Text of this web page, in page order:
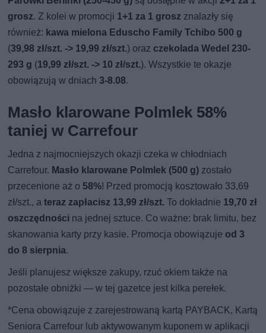
grosz. Z kolei w promocji 1+1 za 1 grosz znalazły się
również: kawa mielona Eduscho Family Tchibo 500 g
(39,98 zł/szt. -> 19,99 zł/szt.) oraz czekolada Wedel 230-
293 g (19,99 zł/szt. -> 10 zł/szt.). Wszystkie te okazje
obowiązują w dniach3-8.08.
Masło klarowane Polmlek 58%
taniej w Carrefour
Jedna z najmocniejszych okazji czeka w chłodniach
Carrefour. Masło klarowane Polmlek (500 g) zostało
przecenione aż o 58%! Przed promocją kosztowało 33,69
zł/szt., ateraz zapłacisz 13,99 zł/szt. To dokładnie 19,70 zł
oszczędności na jednej sztuce. Co ważne: brak limitu, bez
skanowania karty przy kasie. Promocja obowiązuje od 3
do 8 sierpnia.
Jeśli planujesz większe zakupy, rzuć okiem także na
pozostałe obniżki — w tej gazetce jest kilka perełek.
*Cena obowiązuje z zarejestrowaną kartą PAYBACK, Kartą
Seniora Carrefour lub aktywowanym kuponem w aplikacji